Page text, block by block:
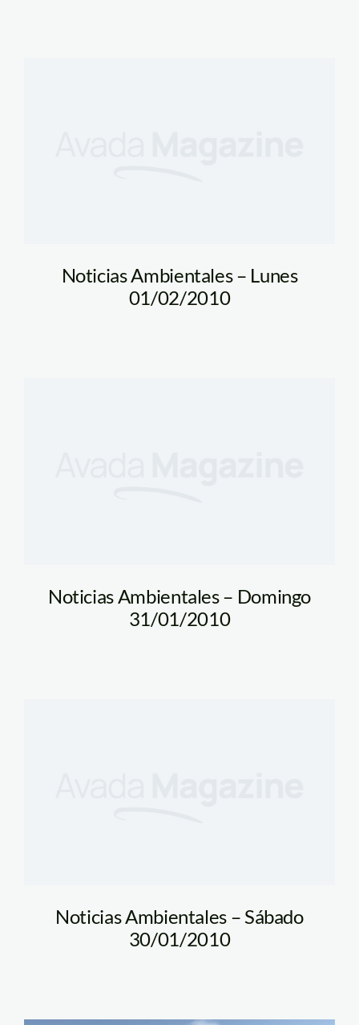
Noticias Ambientales – Lunes
01/02/2010
Noticias Ambientales – Domingo
31/01/2010
Noticias Ambientales – Sábado
30/01/2010